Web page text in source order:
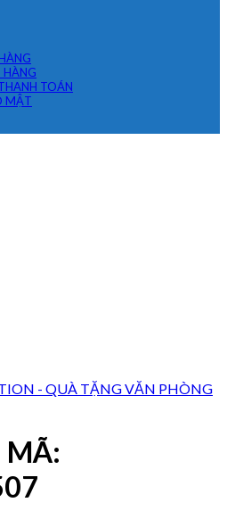
HÀNG
TOÁN
MẬT
- QUÀ TẶNG VĂN PHÒNG
MÃ: